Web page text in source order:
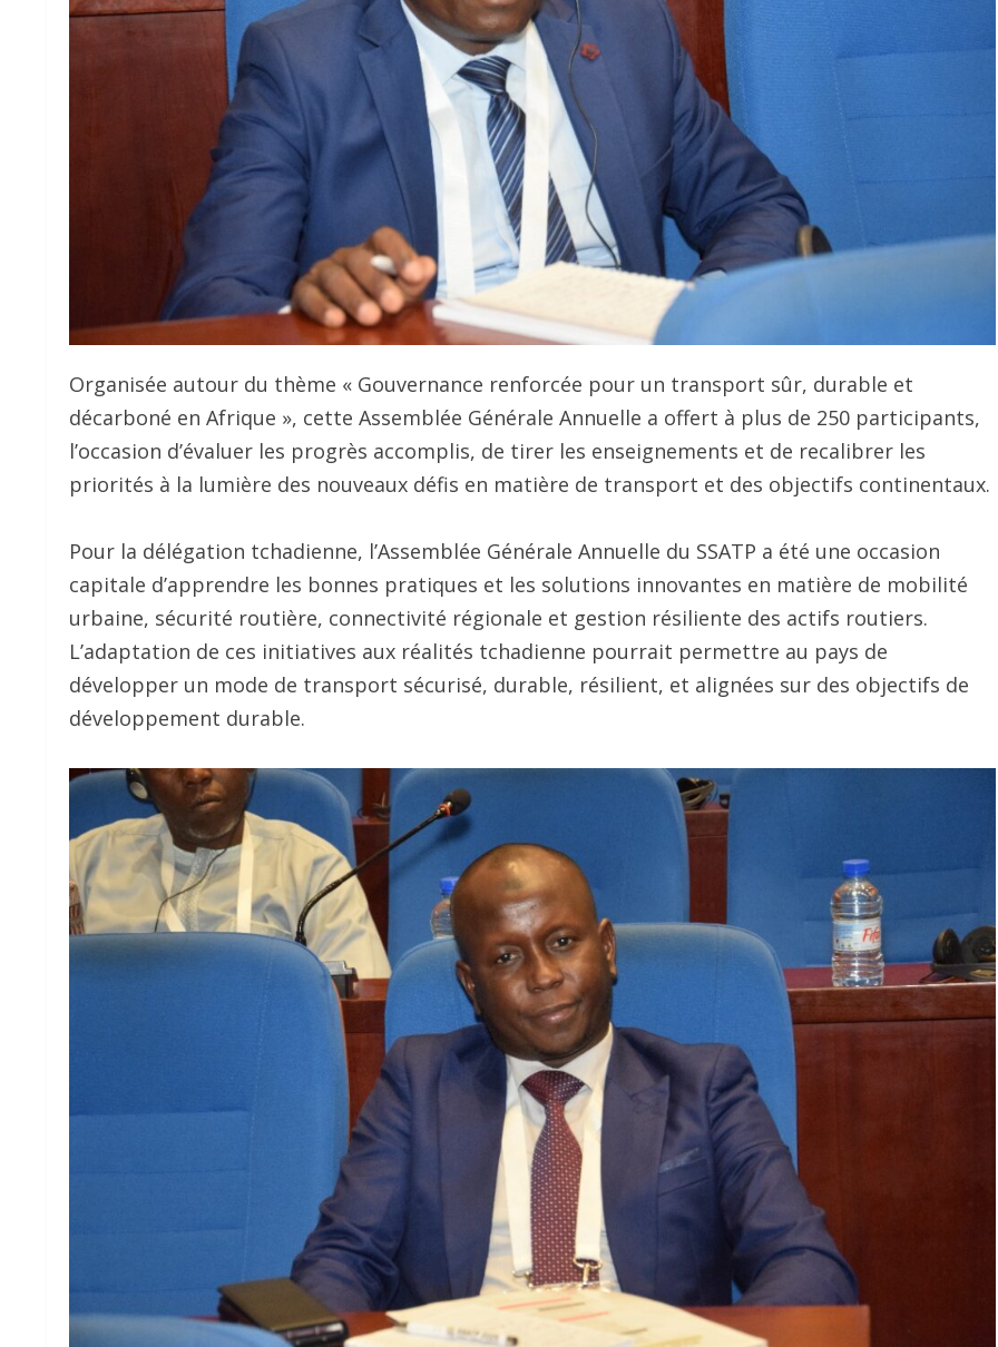
Organisée autour du thème « Gouvernance renforcée pour un transport sûr, durable et
décarboné en Afrique », cette Assemblée Générale Annuelle a offert à plus de 250 participants,
l’occasion d’évaluer les progrès accomplis, de tirer les enseignements et de recalibrer les
priorités à la lumière des nouveaux défis en matière de transport et des objectifs continentaux.
Pour la délégation tchadienne, l’Assemblée Générale Annuelle du SSATP a été une occasion
capitale d’apprendre les bonnes pratiques et les solutions innovantes en matière de mobilité
urbaine, sécurité routière, connectivité régionale et gestion résiliente des actifs routiers.
L’adaptation de ces initiatives aux réalités tchadienne pourrait permettre au pays de
développer un mode de transport sécurisé, durable, résilient, et alignées sur des objectifs de
développement durable.